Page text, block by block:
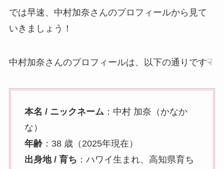
では早速、中村加奈さんのプロフィールから見て
いきましょう！
中村加奈さんのプロフィールは、以下の通りです☟
本名 / ニックネーム ：中村 加奈（かなか
な）
年齢：38 歳（2025年現在）
出身地 / 育ち ：ハワイ生まれ、高知県育ち